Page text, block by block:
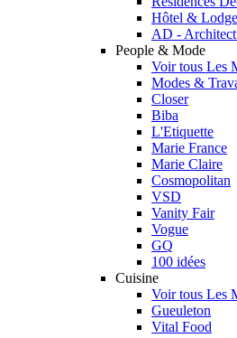
Hôtel & Lodge
AD -
People & Mode
Voir tous Les
Modes &
Closer
Biba
L'Etiquette
Marie France
Marie Claire
Cosmopolitan
VSD
Vanity Fair
Vogue
GQ
100 idées
Cuisine
Voir tous Les
Gueuleton
Vital Food